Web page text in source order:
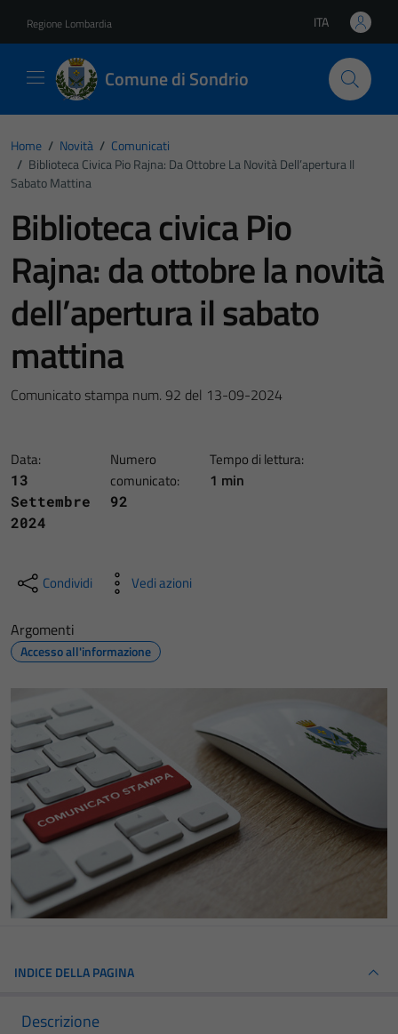
Regione Lombardia Lingua attiva:
ITA
Comune di Sondrio
Home / Novità / Comunicati
/ Biblioteca Civica Pio Rajna: Da Ottobre La Novità Dell’apertura Il
Sabato Mattina
Biblioteca civica Pio
Rajna: da ottobre la novità
dell’apertura il sabato
mattina
Comunicato stampa num. 92 del 13-09-2024
Data:
13
Settembre
2024
Numero
comunicato:
92
Tempo di lettura:
1 min
Condividi Vedi azioni
Argomenti
Accesso all'informazione
INDICE DELLA PAGINA
Descrizione